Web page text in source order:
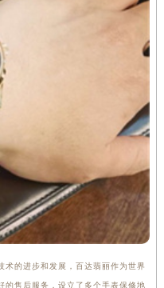
术的进步和发展，百达翡丽作为世界
的售后服务，设立了多个手表保修地